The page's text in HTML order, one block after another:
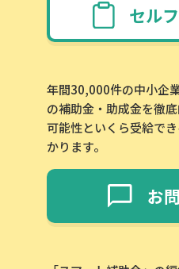
セル
年間30,000件の中小企
の補助金・助成金を徹
可能性といくら受給で
かります。
お